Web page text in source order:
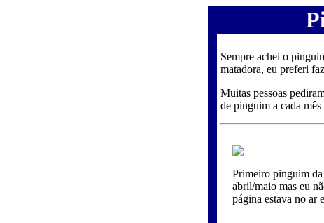
Sempre achei o
matadora, eu preferi
Muitas pessoas
de pinguim a cada
Primeiro pinguim
abril/maio mas eu
página estava no ar